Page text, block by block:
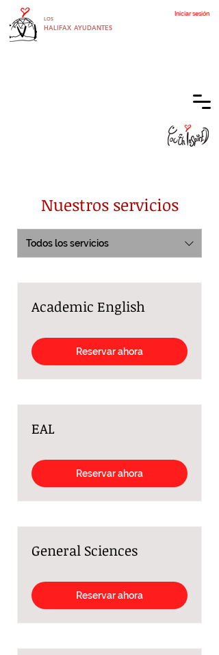
LOS
HALIFAX AYUDANTES
Iniciar sesión
Nuestros servicios
Todos los servicios
Academic English
Reservar ahora
EAL
Reservar ahora
General Sciences
Reservar ahora